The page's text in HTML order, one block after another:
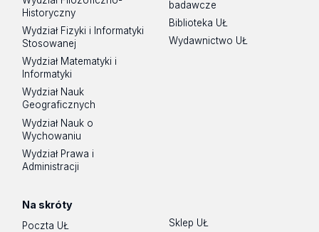
Historyczny
Wydział Fizyki i Informatyki
Stosowanej
Wydział Matematyki i
Informatyki
Wydział Nauk
Geograficznych
Wydział Nauk o
Wychowaniu
Wydział Prawa i
Administracji
badawcze
Biblioteka UŁ
Wydawnictwo UŁ
Na skróty
Poczta UŁ
Sklep UŁ